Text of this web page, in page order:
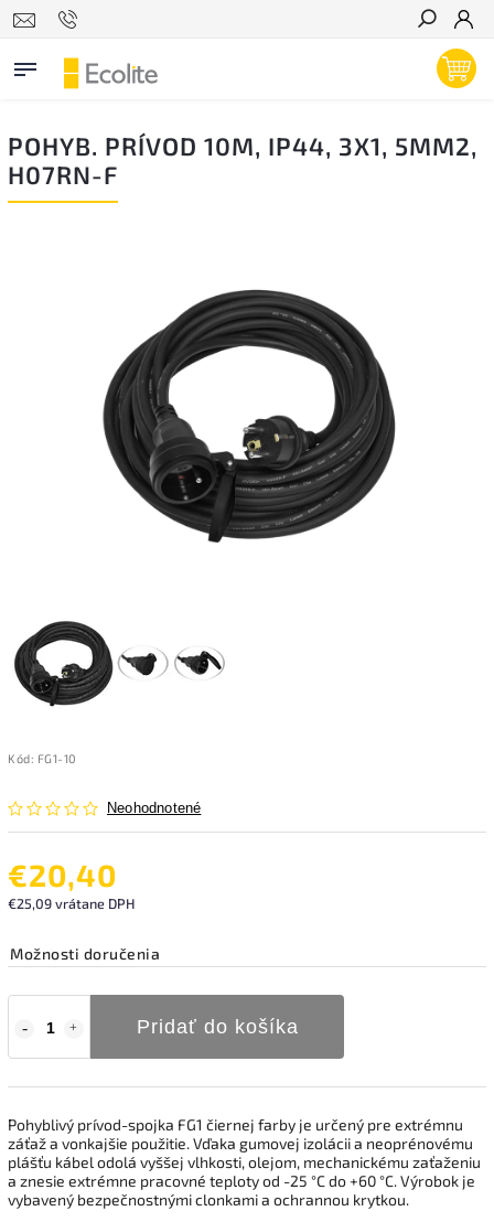
Hľadať
POHYB. PRÍVOD 10M, IP44, 3X1, 5MM2,
H07RN-F
Kód: FG1-10
Neohodnotené
€20,40
€25,09 vrátane DPH
Možnosti doručenia
Pridať do košíka
Pohyblivý prívod-spojka FG1 čiernej farby je určený pre extrémnu
záťaž a vonkajšie použitie. Vďaka gumovej izolácii a neoprénovému
plášťu kábel odolá vyššej vlhkosti, olejom, mechanickému zaťaženiu
a znesie extrémne pracovné teploty od -25 °C do +60 °C. Výrobok je
vybavený bezpečnostnými clonkami a ochrannou krytkou.